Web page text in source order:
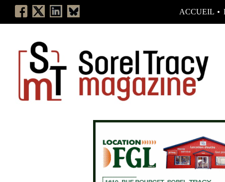
ACCUEIL